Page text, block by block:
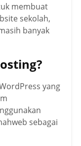
membuat
sekolah,
banyak
yang
sebagai